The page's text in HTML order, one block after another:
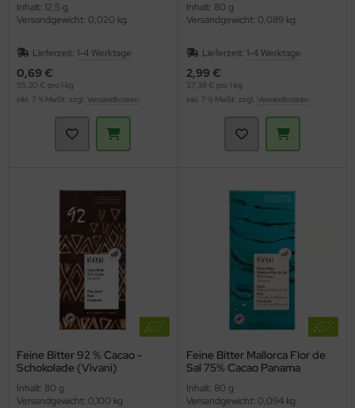
Inhalt: 12,5 g
Versandgewicht: 0,020 kg
Lieferzeit: 1-4 Werktage
0,69 €
55,20 € pro 1 kg
inkl. 7 % MwSt. zzgl. Versandkosten
Inhalt: 80 g
Versandgewicht: 0,089 kg
Lieferzeit: 1-4 Werktage
2,99 €
37,38 € pro 1 kg
inkl. 7 % MwSt. zzgl. Versandkosten
Feine Bitter 92 % Cacao -
Schokolade (Vivani)
Inhalt: 80 g
Versandgewicht: 0,100 kg
Feine Bitter Mallorca Flor de
Sal 75% Cacao Panama
Inhalt: 80 g
Versandgewicht: 0,094 kg